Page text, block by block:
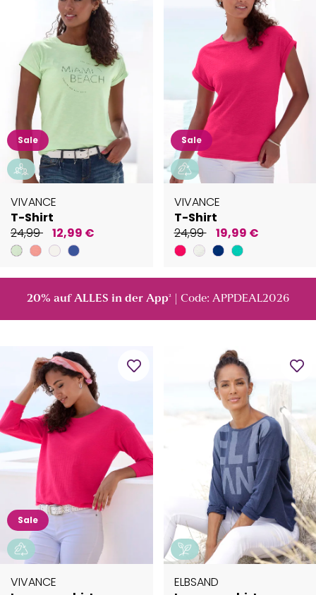
Sale
VIVANCE
T-Shirt
24,99 12,99 €
Sale
VIVANCE
T-Shirt
24,99 19,99 €
20% auf ALLES in der App² | Code: APPDEAL2026
Sale
VIVANCE
ELBSAND